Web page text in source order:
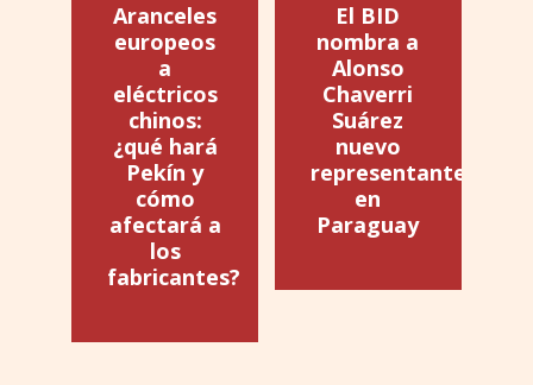
Aranceles
europeos
a
eléctricos
chinos:
¿qué hará
Pekín y
cómo
afectará a
los
fabricantes?
El BID
nombra a
Alonso
Chaverri
Suárez
nuevo
representante
en
Paraguay